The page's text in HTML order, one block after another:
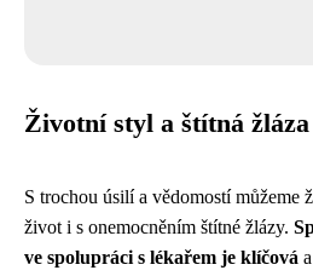
Životní styl a štítná žláza
S trochou úsilí a vědomostí můžeme
život i s onemocněním štítné žlázy.
ve spolupráci s lékařem je klíčová